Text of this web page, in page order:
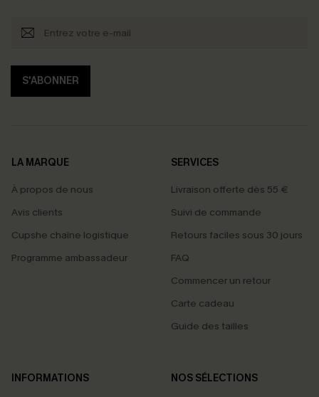
S'ABONNER
LA MARQUE
À propos de nous
Avis clients
Cupshe chaîne logistique
Programme ambassadeur
SERVICES
Livraison offerte dès 55 €
Suivi de commande
Retours faciles sous 30 jours
FAQ
Commencer un retour
Carte cadeau
Guide des tailles
INFORMATIONS
NOS SÉLECTIONS